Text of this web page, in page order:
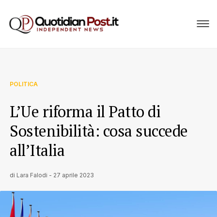
POLITICA
L’Ue riforma il Patto di
Sostenibilità: cosa succede
all’Italia
di Lara Falodi - 27 aprile 2023